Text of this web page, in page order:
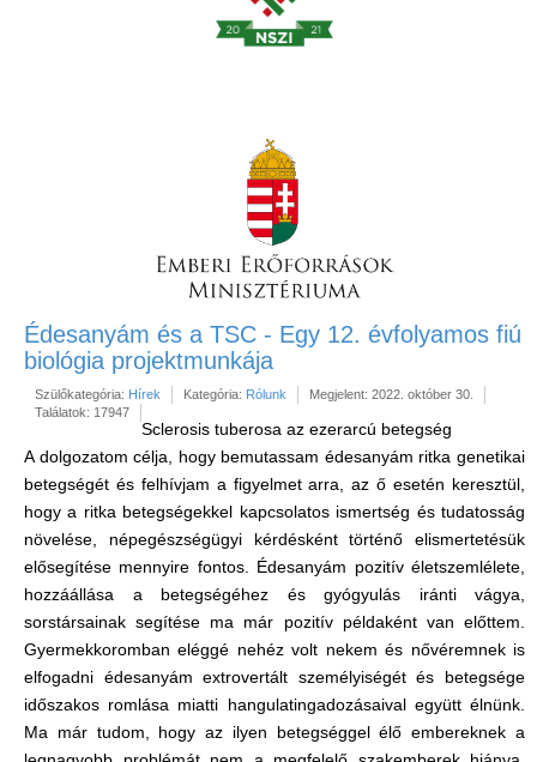
Édesanyám és a TSC - Egy 12. évfolyamos fiú
biológia projektmunkája
Szülőkategória: Hírek Kategória: Rólunk
Megjelent: 2022. október 30.
Találatok: 17947
Sclerosis tuberosa az ezerarcú betegség
A dolgozatom célja, hogy bemutassam édesanyám ritka genetikai
betegségét és felhívjam a figyelmet arra, az ő esetén keresztül,
hogy a ritka betegségekkel kapcsolatos ismertség és tudatosság
növelése, népegészségügyi kérdésként történő elismertetésük
elősegítése mennyire fontos. Édesanyám pozitív életszemlélete,
hozzáállása a betegségéhez és gyógyulás iránti vágya,
sorstársainak segítése ma már pozitív példaként van előttem.
Gyermekkoromban eléggé nehéz volt nekem és nővéremnek is
elfogadni édesanyám extrovertált személyiségét és betegsége
időszakos romlása miatti hangulatingadozásaival együtt élnünk.
Ma már tudom, hogy az ilyen betegséggel élő embereknek a